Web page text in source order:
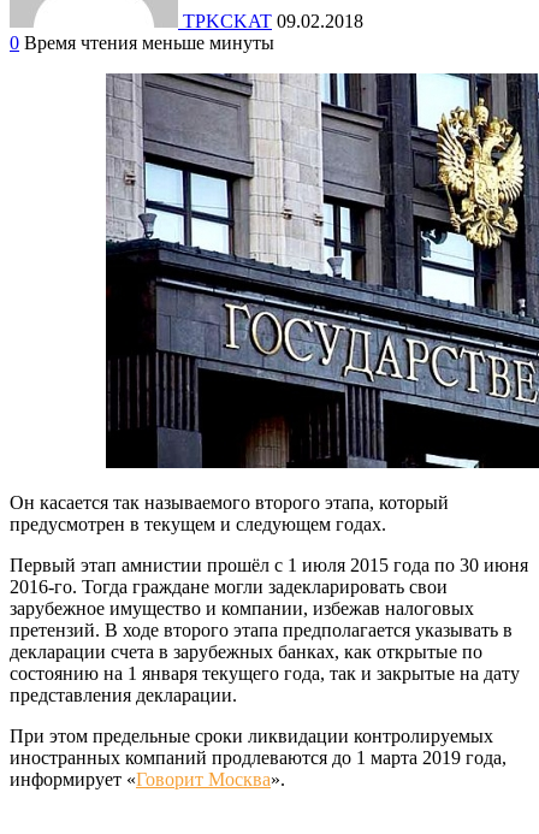
TPKCKAT 09.02.2018
0 Время чтения меньше минуты
Он касается так называемого второго этапа, который
предусмотрен в текущем и следующем годах.
Первый этап амнистии прошёл с 1 июля 2015 года по 30 июня
2016-го. Тогда граждане могли задекларировать свои
зарубежное имущество и компании, избежав налоговых
претензий. В ходе второго этапа предполагается указывать в
декларации счета в зарубежных банках, как открытые по
состоянию на 1 января текущего года, так и закрытые на дату
представления декларации.
При этом предельные сроки ликвидации контролируемых
иностранных компаний продлеваются до 1 марта 2019 года,
информирует «Говорит Москва».